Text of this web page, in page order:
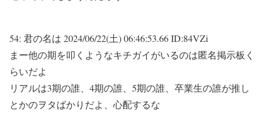
54: 君の名は 2024/06/22(土) 06:46:53.66 ID:84VZi
まー他の期を叩くようなキチガイがいるのは匿名掲示板く
らいだよ
リアルは3期の誰、4期の誰、5期の誰、卒業生の誰が推し
とかのヲタばかりだよ、心配するな